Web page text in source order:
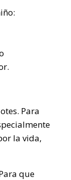
Para
la vida,
que